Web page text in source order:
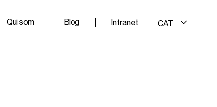
Qui som Blog Intranet CAT